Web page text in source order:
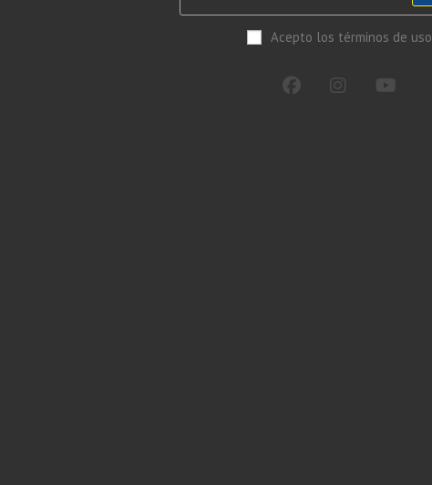
Acepto los términos de uso